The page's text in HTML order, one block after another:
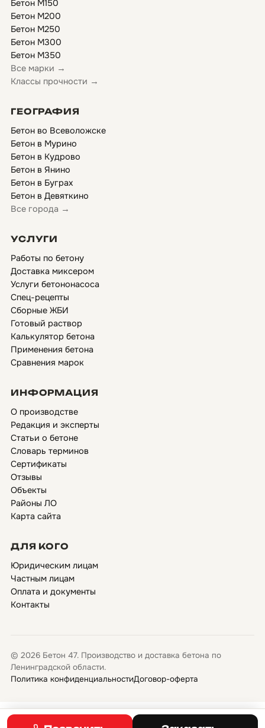
Бетон М150
Бетон М200
Бетон М250
Бетон М300
Бетон М350
Все марки →
Классы прочности →
ГЕОГРАФИЯ
Бетон во Всеволожске
Бетон в Мурино
Бетон в Кудрово
Бетон в Янино
Бетон в Буграх
Бетон в Девяткино
Все города →
УСЛУГИ
Работы по бетону
Доставка миксером
Услуги бетононасоса
Спец-рецепты
Сборные ЖБИ
Готовый раствор
Калькулятор бетона
Применения бетона
Сравнения марок
ИНФОРМАЦИЯ
О производстве
Редакция и эксперты
Статьи о бетоне
Словарь терминов
Сертификаты
Отзывы
Объекты
Районы ЛО
Карта сайта
ДЛЯ КОГО
Юридическим лицам
Частным лицам
Оплата и документы
Контакты
© 2026 Бетон 47. Производство и доставка бетона по
Ленинградской области.
Политика конфиденциальностиДоговор-оферта